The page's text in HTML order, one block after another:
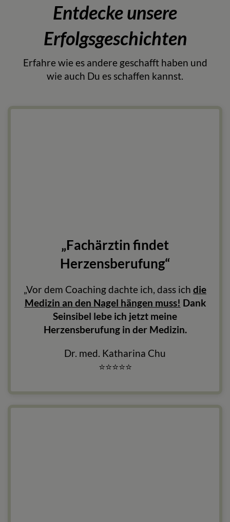
Entdecke unsere
Erfolgsgeschichten
Erfahre wie es andere geschafft haben und
wie auch Du es schaffen kannst.
„Fachärztin findet
Herzensberufung“
„Vor dem Coaching dachte ich, dass ich die
Medizin an den Nagel hängen muss! Dank
Seinsibel lebe ich jetzt meine
Herzensberufung in der Medizin.
Dr. med. Katharina Chu
⭐⭐⭐⭐⭐